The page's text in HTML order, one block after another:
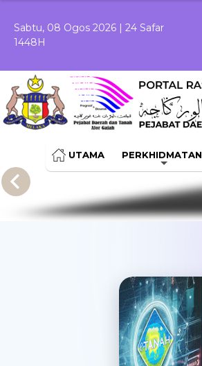
Sabtu, 08 Ogos 2026 | 24 Safar
1448H
UTAMA PERKHIDMATAN